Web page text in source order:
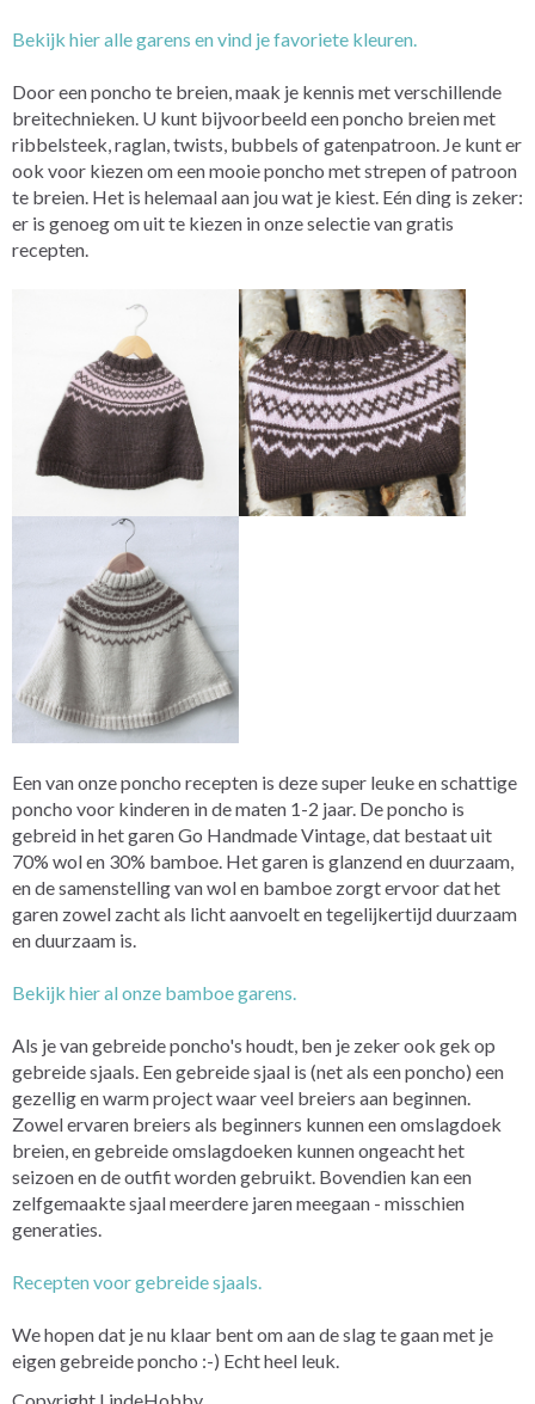
Bekijk hier alle garens en vind je favoriete kleuren.
Door een poncho te breien, maak je kennis met verschillende
breitechnieken. U kunt bijvoorbeeld een poncho breien met
ribbelsteek, raglan, twists, bubbels of gatenpatroon. Je kunt er
ook voor kiezen om een mooie poncho met strepen of patroon
te breien. Het is helemaal aan jou wat je kiest. Eén ding is zeker:
er is genoeg om uit te kiezen in onze selectie van gratis
recepten.
Een van onze poncho recepten is deze super leuke en schattige
poncho voor kinderen in de maten 1-2 jaar. De poncho is
gebreid in het garen Go Handmade Vintage, dat bestaat uit
70% wol en 30% bamboe. Het garen is glanzend en duurzaam,
en de samenstelling van wol en bamboe zorgt ervoor dat het
garen zowel zacht als licht aanvoelt en tegelijkertijd duurzaam
en duurzaam is.
Bekijk hier al onze bamboe garens.
Als je van gebreide poncho's houdt, ben je zeker ook gek op
gebreide sjaals. Een gebreide sjaal is (net als een poncho) een
gezellig en warm project waar veel breiers aan beginnen.
Zowel ervaren breiers als beginners kunnen een omslagdoek
breien, en gebreide omslagdoeken kunnen ongeacht het
seizoen en de outfit worden gebruikt. Bovendien kan een
zelfgemaakte sjaal meerdere jaren meegaan - misschien
generaties.
Recepten voor gebreide sjaals.
We hopen dat je nu klaar bent om aan de slag te gaan met je
eigen gebreide poncho :-) Echt heel leuk.